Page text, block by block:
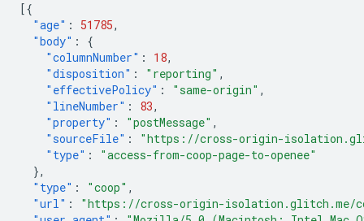
[{
"age" : 51785,
"body" :
{
"columnNumber" : 18,
"disposition" : "reporting" ,
"effectivePolicy" : "same-origin" ,
"lineNumber" : 83,
"property" : "postMessage" ,
"sourceFile" :
"https://cross-origin-
"type" :
"access-from-coop-page-to-openee"
},
"type" : "coop" ,
"url" :
"https://cross-origin-isolation.glitch.me/